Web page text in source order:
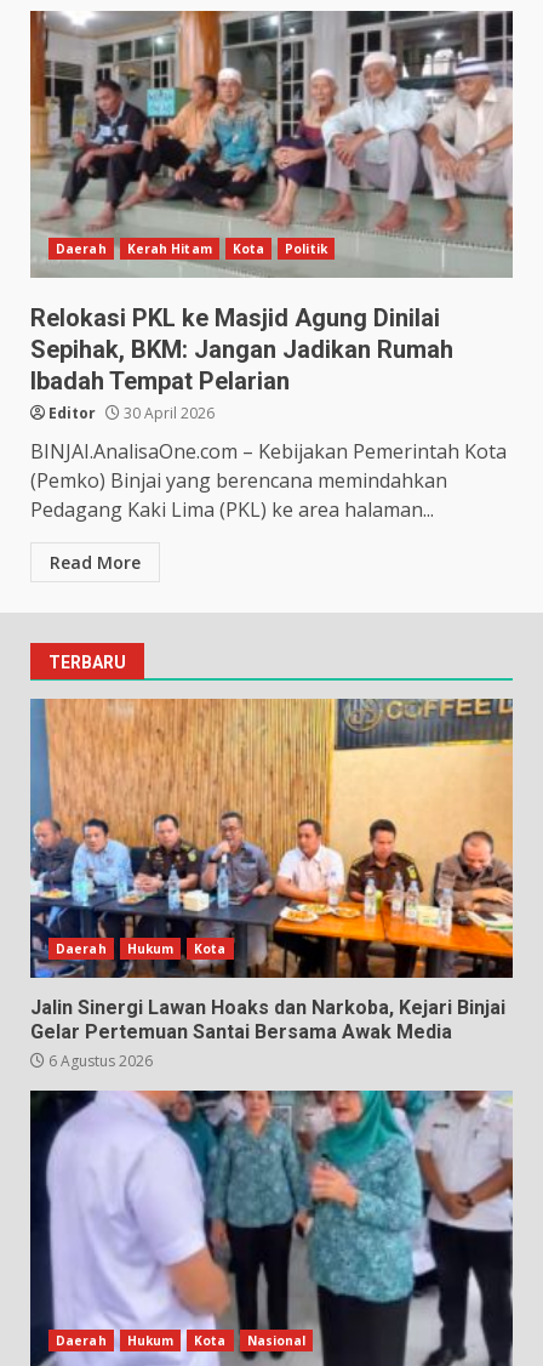
Daerah Kerah Hitam Kota Politik
Relokasi PKL ke Masjid Agung Dinilai
Sepihak, BKM: Jangan Jadikan Rumah
Ibadah Tempat Pelarian
Editor 30 April 2026
BINJAI.AnalisaOne.com – Kebijakan Pemerintah Kota
(Pemko) Binjai yang berencana memindahkan
Pedagang Kaki Lima (PKL) ke area halaman...
Read More
TERBARU
Daerah Hukum Kota
Jalin Sinergi Lawan Hoaks dan Narkoba, Kejari Binjai
Gelar Pertemuan Santai Bersama Awak Media
6 Agustus 2026
Daerah Hukum Kota Nasional